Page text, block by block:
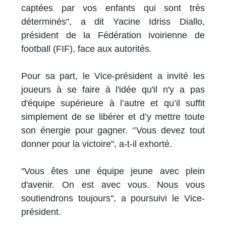
captées par vos enfants qui sont très
déterminés", a dit Yacine Idriss Diallo,
président de la Fédération ivoirienne de
football (FIF), face aux autorités.
Pour sa part, le Vice-président a invité les
joueurs à se faire à l'idée qu'il n'y a pas
d'équipe supérieure à l’autre et qu’il suffit
simplement de se libérer et d’y mettre toute
son énergie pour gagner. ‘’Vous devez tout
donner pour la victoire", a-t-il exhorté.
"Vous êtes une équipe jeune avec plein
d'avenir. On est avec vous. Nous vous
soutiendrons toujours", a poursuivi le Vice-
président.